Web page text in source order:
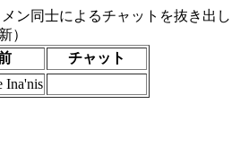
ン同士によるチャットを抜き出し
）
チャット
Ina'nis